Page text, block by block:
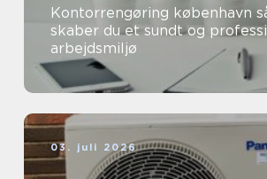
Kontorrengøring københavn sådan
skaber du et sundt og
arbejdsmiljø
03. juli 2026